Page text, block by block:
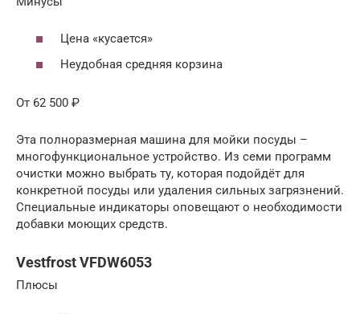
Цена «кусается»
Неудобная средняя корзина
От 62 500 ₽
Эта полноразмерная машина для мойки посуды –
многофункциональное устройство. Из семи программ
очистки можно выбрать ту, которая подойдёт для
конкретной посуды или удаления сильных загрязнений.
Специальные индикаторы оповещают о необходимости
добавки моющих средств.
Vestfrost VFDW6053
Плюсы